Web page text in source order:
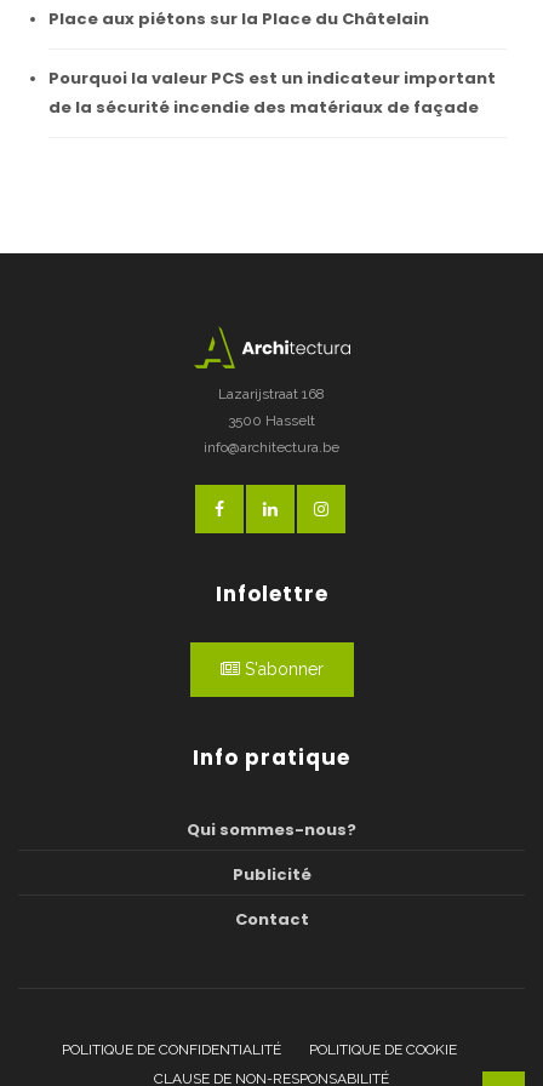
Place aux piétons sur la Place du Châtelain
Pourquoi la valeur PCS est un indicateur important
de la sécurité incendie des matériaux de façade
Lazarijstraat 168
3500 Hasselt
info@architectura.be
Infolettre
S'abonner
Info pratique
Qui sommes-nous?
Publicité
Contact
POLITIQUE DE CONFIDENTIALITÉ
POLITIQUE DE COOKIE
CLAUSE DE NON-RESPONSABILITÉ